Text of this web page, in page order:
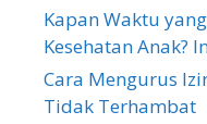
Kapan Waktu
Kesehatan Anak?
Cara Mengurus
Tidak Terhambat